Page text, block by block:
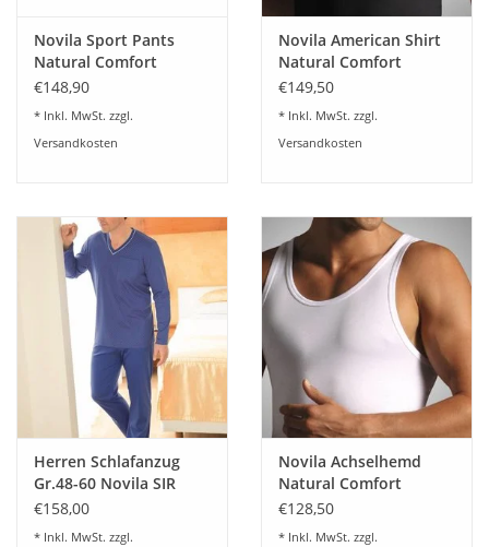
Novila Sport Pants
Natural Comfort
8036/17 (3-er Set)
€148,90
* Inkl. MwSt. zzgl.
Versandkosten
Novila American Shirt
Natural Comfort
8036/03 (3-er Set)
€149,50
* Inkl. MwSt. zzgl.
Versandkosten
Herren Schlafanzug
Gr.48-60 Novila SIR
8090/61.105
€158,00
* Inkl. MwSt. zzgl.
Novila Achselhemd
Natural Comfort
8036/00 (3-er Set)
€128,50
* Inkl. MwSt. zzgl.